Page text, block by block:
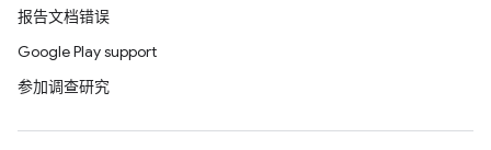
报告文档错误
Google Play support
参加调查研究